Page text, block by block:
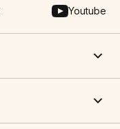
Youtube